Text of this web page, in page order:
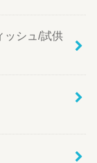
ッシュ/試供